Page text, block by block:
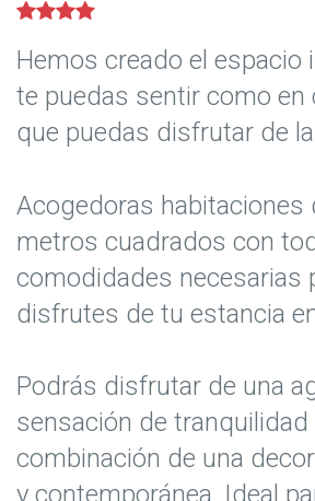
Hemos creado el espacio
te puedas sentir como en
que puedas disfrutar de
Acogedoras habitaciones
metros cuadrados con
comodidades necesarias
disfrutes de tu estancia
Podrás disfrutar de una
sensación de tranquilidad
combinación de una